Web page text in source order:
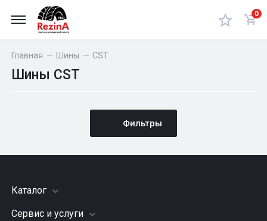
0
Главная — Шины — CST
Шины CST
Фильтры
Каталог
Шины
Сервис и услуги